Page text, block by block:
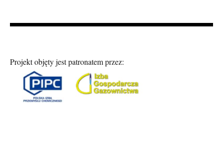
Projekt objęty jest patronatem przez: